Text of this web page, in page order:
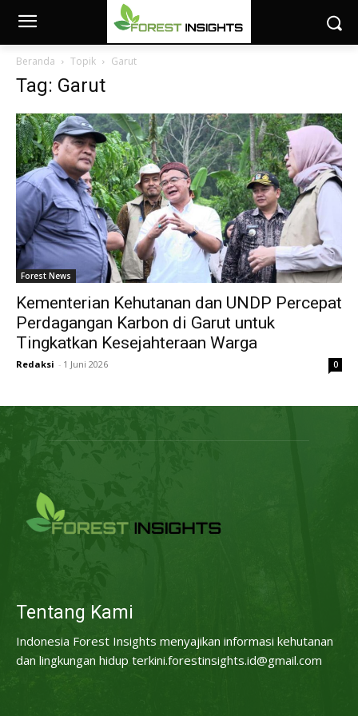
Beranda Topik Garut
Tag: Garut
Forest News
Kementerian Kehutanan dan UNDP Percepat
Perdagangan Karbon di Garut untuk
Tingkatkan Kesejahteraan Warga
Redaksi - 1 Juni 2026 0
Tentang Kami
Indonesia Forest Insights menyajikan informasi kehutanan
dan lingkungan hidup terkini.forestinsights.id@gmail.com